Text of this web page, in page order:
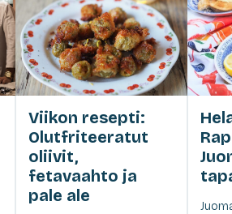
Viikon resepti:
Olutfriteeratut
oliivit,
fetavaahto ja
pale ale